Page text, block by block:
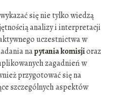
się nie tylko wiedzą
analizy i interpretacji
uczestnictwa w
napytania komisjioraz
zagadnień w
przygotować się na
szczególnych aspektów